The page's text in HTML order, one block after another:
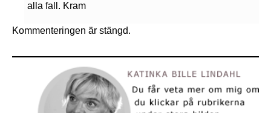
alla fall. Kram
Kommenteringen är stängd.